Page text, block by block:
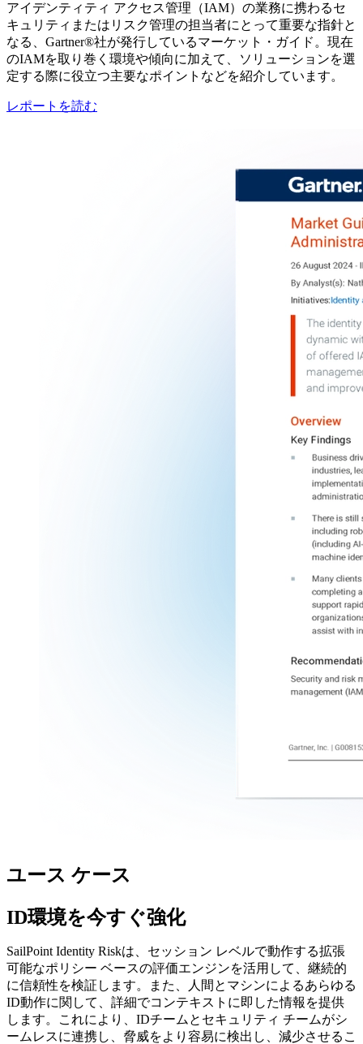
アイデンティティ アクセス管理（IAM）の業務に携わるセ
キュリティまたはリスク管理の担当者にとって重要な指針と
なる、Gartner®社が発行しているマーケット・ガイド。現在
のIAMを取り巻く環境や傾向に加えて、ソリューションを選
定する際に役立つ主要なポイントなどを紹介しています。
レポートを読む
ユース ケース
ID環境を今すぐ強化
SailPoint Identity Riskは、セッション レベルで動作する拡張
可能なポリシー ベースの評価エンジンを活用して、継続的
に信頼性を検証します。また、人間とマシンによるあらゆる
ID動作に関して、詳細でコンテキストに即した情報を提供
します。これにより、IDチームとセキュリティ チームがシ
ームレスに連携し、脅威をより容易に検出し、減少させるこ